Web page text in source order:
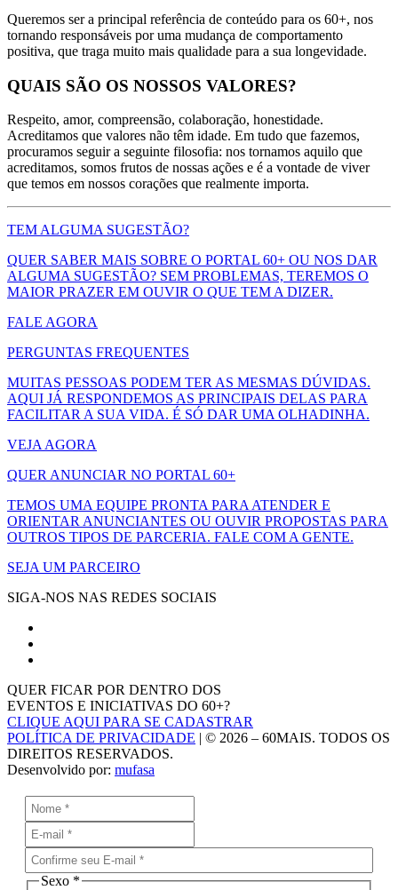
Queremos ser a principal referência de conteúdo para os 60+, nos
tornando responsáveis por uma mudança de comportamento
positiva, que traga muito mais qualidade para a sua longevidade.
QUAIS SÃO OS NOSSOS VALORES?
Respeito, amor, compreensão, colaboração, honestidade.
Acreditamos que valores não têm idade. Em tudo que fazemos,
procuramos seguir a seguinte filosofia: nos tornamos aquilo que
acreditamos, somos frutos de nossas ações e é a vontade de viver
que temos em nossos corações que realmente importa.
TEM ALGUMA SUGESTÃO?
QUER SABER MAIS SOBRE O PORTAL 60+ OU NOS DAR
ALGUMA SUGESTÃO? SEM PROBLEMAS, TEREMOS O
MAIOR PRAZER EM OUVIR O QUE TEM A DIZER.
FALE AGORA
PERGUNTAS FREQUENTES
MUITAS PESSOAS PODEM TER AS MESMAS DÚVIDAS.
AQUI JÁ RESPONDEMOS AS PRINCIPAIS DELAS PARA
FACILITAR A SUA VIDA. É SÓ DAR UMA OLHADINHA.
VEJA AGORA
QUER ANUNCIAR NO PORTAL 60+
TEMOS UMA EQUIPE PRONTA PARA ATENDER E
ORIENTAR ANUNCIANTES OU OUVIR PROPOSTAS PARA
OUTROS TIPOS DE PARCERIA. FALE COM A GENTE.
SEJA UM PARCEIRO
SIGA-NOS NAS REDES SOCIAIS
QUER FICAR POR DENTRO DOS
EVENTOS E INICIATIVAS DO 60+?
CLIQUE AQUI PARA SE CADASTRAR
POLÍTICA DE PRIVACIDADE | © 2026 – 60MAIS. TODOS OS
DIREITOS RESERVADOS.
Desenvolvido por: mufasa
Sexo *